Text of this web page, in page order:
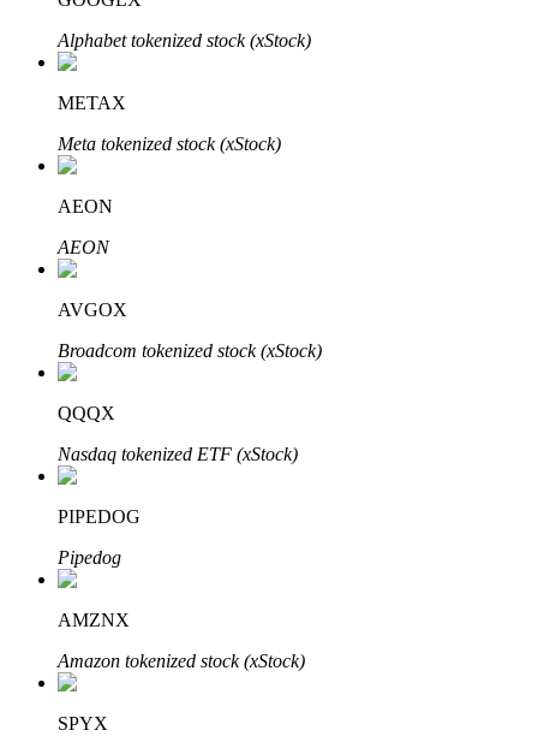
Investasi Otomatis
Raih keuntungan jangka panjang dan kepentingan fleksibel
Bitrue
Mitra Bitrue
Alphabet tokenized stock (xStock)
METAX
Meta tokenized stock (xStock)
AEON
AEON
AVGOX
Broadcom tokenized stock (xStock)
QQQX
Nasdaq tokenized ETF (xStock)
PIPEDOG
Pipedog
AMZNX
Amazon tokenized stock (xStock)
SPYX